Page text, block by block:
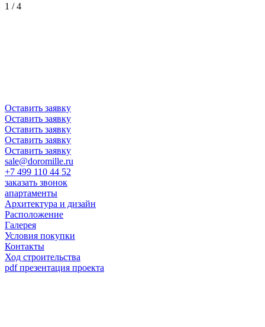
1 / 4
Оставить заявку
Оставить заявку
Оставить заявку
Оставить заявку
Оставить заявку
sale@doromille.ru
+7 499 110 44 52
заказать звонок
апартаменты
Архитектура и дизайн
Расположение
Галерея
Условия покупки
Контакты
Ход строительства
pdf презентация проекта